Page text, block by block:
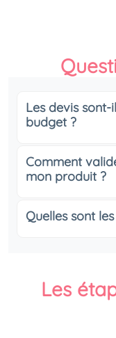
Les devis
budget ?
Comment
mon produit ?
Quelles sont
Les